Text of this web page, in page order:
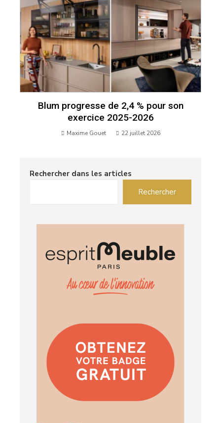
Blum progresse de 2,4 % pour son
exercice 2025-2026
Maxime Gouet 22 juillet 2026
Rechercher dans les articles
Rechercher